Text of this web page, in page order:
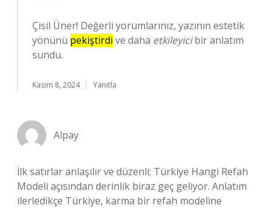
Çisil Üner! Değerli yorumlarınız, yazının estetik
yönünü pekiştirdi ve daha etkileyicibir anlatım
sundu.
Kasım 8, 2024 Yanıtla
Alpay
İlk satırlar anlaşılır ve düzenli; Türkiye Hangi Refah
Modeli açısından derinlik biraz geç geliyor. Anlatım
ilerledikçe Türkiye, karma bir refah modeline